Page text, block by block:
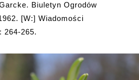
Biuletyn Ogrodów
[W:] Wiadomości
264-265.